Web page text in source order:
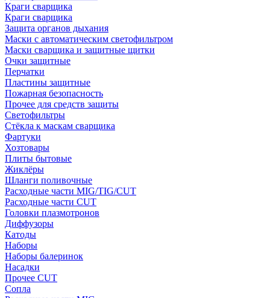
Краги сварщика
Краги сварщика
Защита органов дыхания
Маски с автоматическим светофильтром
Маски сварщика и защитные щитки
Очки защитные
Перчатки
Пластины защитные
Пожарная безопасность
Прочее для средств защиты
Светофильтры
Стёкла к маскам сварщика
Фартуки
Хозтовары
Плиты бытовые
Жиклёры
Шланги поливочные
Расходные части MIG/TIG/CUT
Расходные части CUT
Головки плазмотронов
Диффузоры
Катоды
Наборы
Наборы балеринок
Насадки
Прочее CUT
Сопла